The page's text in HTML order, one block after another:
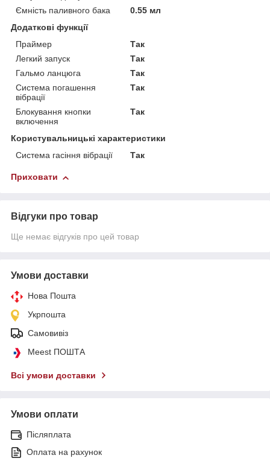
Ємність паливного бака
0.55 мл
Додаткові функції
Праймер
Так
Легкий запуск
Так
Гальмо ланцюга
Так
Система погашення
вібрації
Так
Блокування кнопки
включення
Так
Користувальницькі характеристики
Система гасіння вібрації
Так
Приховати
Відгуки про товар
Ще немає відгуків про цей товар
Умови доставки
Нова Пошта
Укрпошта
Самовивіз
Meest ПОШТА
Всі умови доставки
Умови оплати
Післяплата
Оплата на рахунок